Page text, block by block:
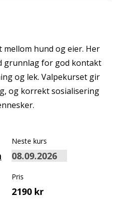
hund og eier. Her
grunnlag for god kontakt
og lek. Valpekurset gir
og korrekt sosialisering
Neste kurs
Pris
2190 kr